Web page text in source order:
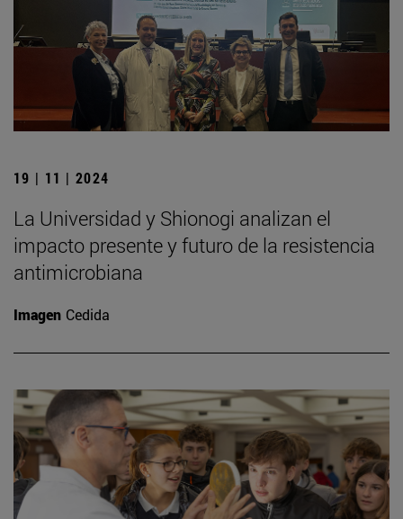
19 | 11 | 2024
La Universidad y Shionogi analizan el
impacto presente y futuro de la resistencia
antimicrobiana
Imagen Cedida